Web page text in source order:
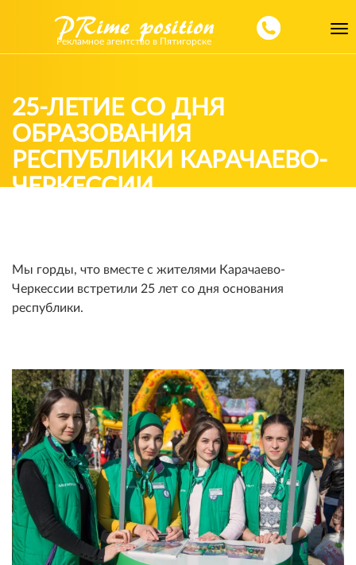
Рекламное агентство в Пятигорске
25-ЛЕТИЕ СО ДНЯ
ОБРАЗОВАНИЯ
РЕСПУБЛИКИ КАРАЧАЕВО-
ЧЕРКЕССИИ
Мы горды, что вместе с жителями Карачаево-
Черкессии встретили 25 лет со дня основания
республики.